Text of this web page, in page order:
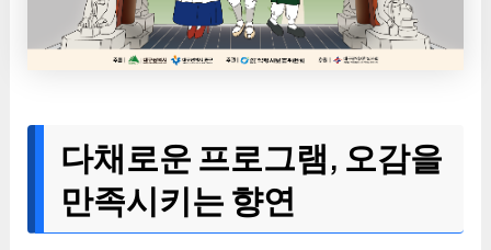
다채로운 프로그램, 오감을
만족시키는 향연